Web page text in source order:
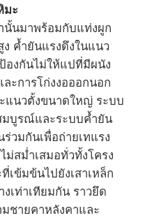
มะ
นั้นมาพร้อมกับแท่งผูก
ค้ำยันแรงดึงในแนว
องกันไม่ให้แปที่มีผนัง
ะการโก่งงอออกนอก
แนวตั้งขนาดใหญ่ ระบบ
บูรณ์และระบบค้ำยัน
ร่วมกันเพื่อถ่ายเทแรง
สม่ำเสมอทั่วทั้งโครง
ข้มข้นไปยังเสาเหล็ก
เท่าเทียมกัน ราวยึด
ชายคาหลังคาและ